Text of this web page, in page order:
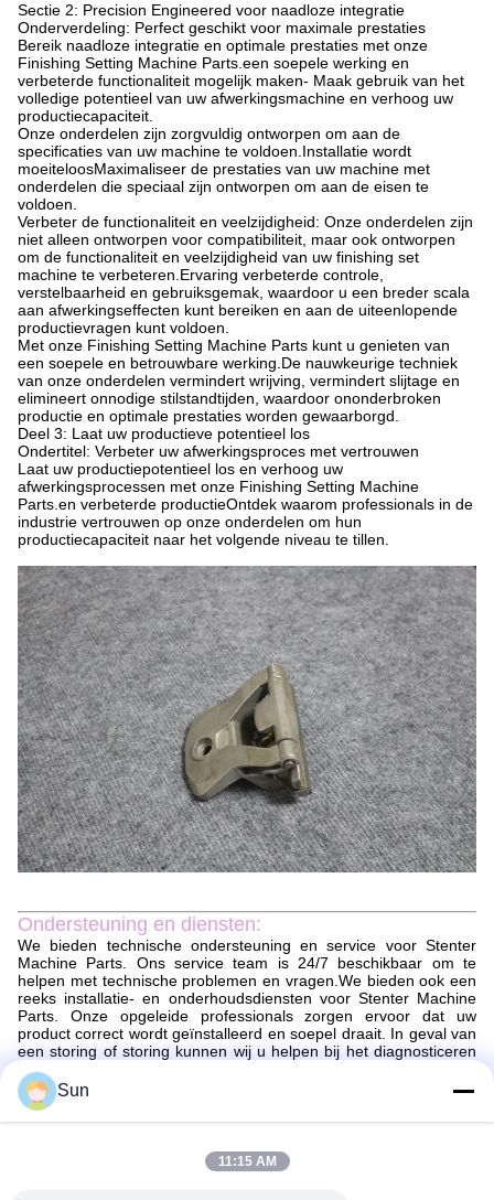
Sectie 2: Precision Engineered voor naadloze integratie
Onderverdeling: Perfect geschikt voor maximale prestaties
Bereik naadloze integratie en optimale prestaties met onze
Finishing Setting Machine Parts.een soepele werking en
verbeterde functionaliteit mogelijk maken- Maak gebruik van het
volledige potentieel van uw afwerkingsmachine en verhoog uw
productiecapaciteit.
Onze onderdelen zijn zorgvuldig ontworpen om aan de
specificaties van uw machine te voldoen.Installatie wordt
moeiteloosMaximaliseer de prestaties van uw machine met
onderdelen die speciaal zijn ontworpen om aan de eisen te
voldoen.
Verbeter de functionaliteit en veelzijdigheid: Onze onderdelen zijn
niet alleen ontworpen voor compatibiliteit, maar ook ontworpen
om de functionaliteit en veelzijdigheid van uw finishing set
machine te verbeteren.Ervaring verbeterde controle,
verstelbaarheid en gebruiksgemak, waardoor u een breder scala
aan afwerkingseffecten kunt bereiken en aan de uiteenlopende
productievragen kunt voldoen.
Met onze Finishing Setting Machine Parts kunt u genieten van
een soepele en betrouwbare werking.De nauwkeurige techniek
van onze onderdelen vermindert wrijving, vermindert slijtage en
elimineert onnodige stilstandtijden, waardoor ononderbroken
productie en optimale prestaties worden gewaarborgd.
Deel 3: Laat uw productieve potentieel los
Ondertitel: Verbeter uw afwerkingsproces met vertrouwen
Laat uw productiepotentieel los en verhoog uw
afwerkingsprocessen met onze Finishing Setting Machine
Parts.en verbeterde productieOntdek waarom professionals in de
industrie vertrouwen op onze onderdelen om hun
productiecapaciteit naar het volgende niveau te tillen.
Ondersteuning en diensten:
We bieden technische ondersteuning en service voor Stenter
Machine Parts. Ons service team is 24/7 beschikbaar om te
helpen met technische problemen en vragen.We bieden ook een
reeks installatie- en onderhoudsdiensten voor Stenter Machine
Parts. Onze opgeleide professionals zorgen ervoor dat uw
product correct wordt geïnstalleerd en soepel draait. In geval van
een storing of storing kunnen wij u helpen bij het diagnosticeren
en repareren van het probleem.
Verpakking en verzending:
De onderdelen van de stentermachine worden veilig verpakt om
ervoor te zorgen dat ze in perfecte staat aankomen.De
Sun
11:15 AM